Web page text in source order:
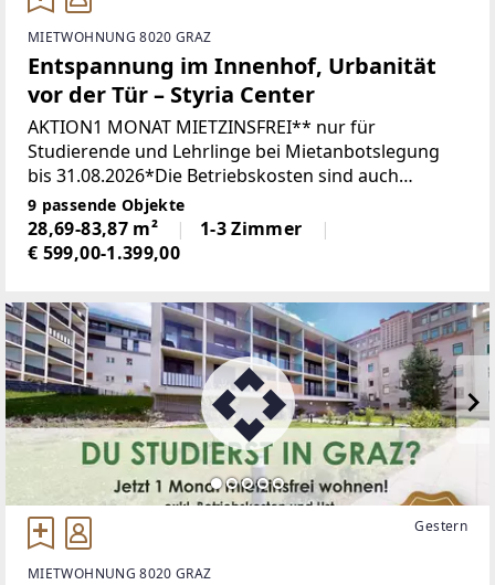
MIETWOHNUNG 8020 GRAZ
Entspannung im Innenhof, Urbanität
vor der Tür – Styria Center
AKTION1 MONAT MIETZINSFREI** nur für
Studierende und Lehrlinge bei Mietanbotslegung
bis 31.08.2026*Die Betriebskosten sind auch
während des mietzinsfreien Monats zu
entrichten. Ihr neuer Lebensmittelpunkt im
9 passende Objekte
28,69-83,87 m²
1-3 Zimmer
€ 599,00-1.399,00
Gestern
MIETWOHNUNG 8020 GRAZ